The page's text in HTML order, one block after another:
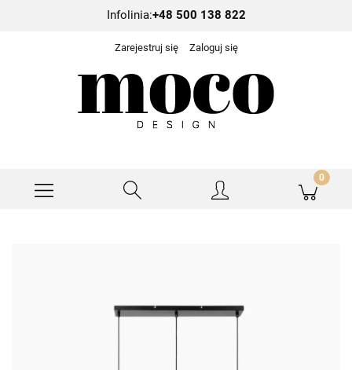
Infolinia:+48 500 138 822
Zarejestruj się Zaloguj się